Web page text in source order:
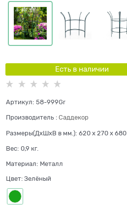
Есть в наличии
Артикул: 58-999Gr
Производитель : Саддекор
Размеры(ДхШхВ в мм.): 620 x 270 x 680
Вес: 0,9 кг.
Материал: Металл
Цвет: Зелёный